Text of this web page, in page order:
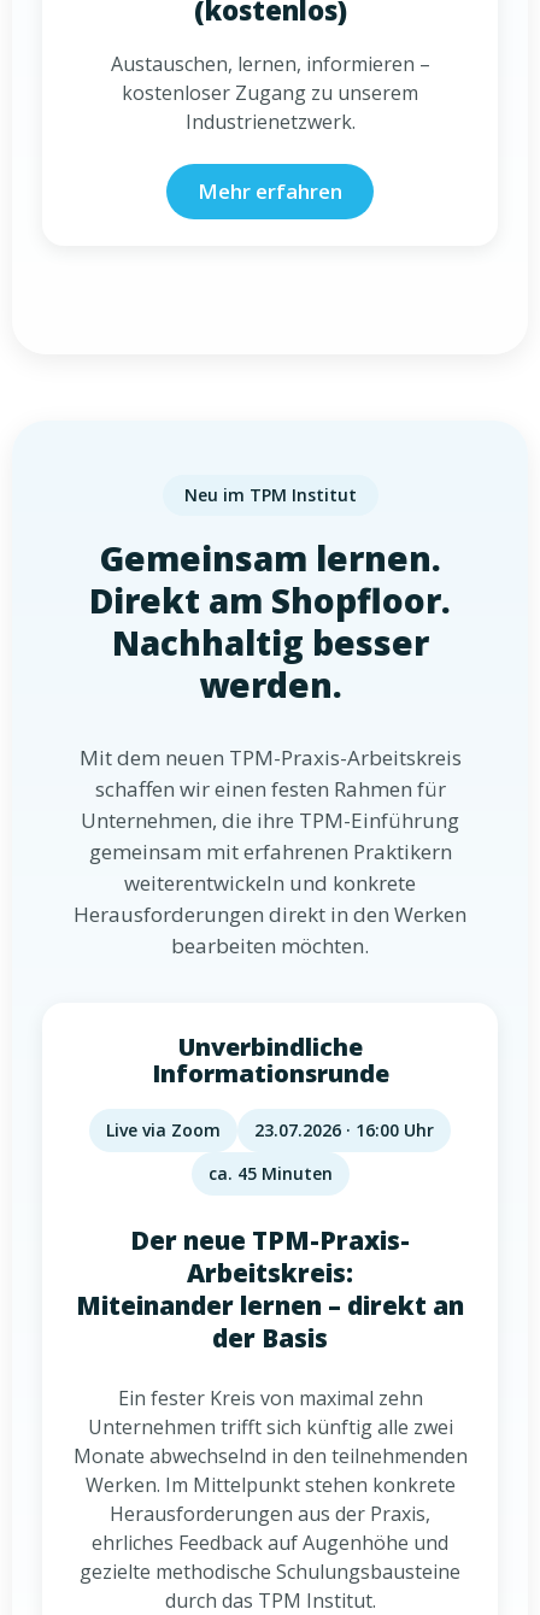
(kostenlos)
Austauschen, lernen, informieren –
kostenloser Zugang zu unserem
Industrienetzwerk.
Mehr erfahren
Neu im TPM Institut
Gemeinsam lernen.
Direkt am Shopfloor.
Nachhaltig besser
werden.
Mit dem neuen TPM-Praxis-Arbeitskreis
schaffen wir einen festen Rahmen für
Unternehmen, die ihre TPM-Einführung
gemeinsam mit erfahrenen Praktikern
weiterentwickeln und konkrete
Herausforderungen direkt in den Werken
bearbeiten möchten.
Unverbindliche
Informationsrunde
Live via Zoom
23.07.2026 · 16:00 Uhr
ca. 45 Minuten
Der neue TPM-Praxis-
Arbeitskreis:
Miteinander lernen – direkt an
der Basis
Ein fester Kreis von maximal zehn
Unternehmen trifft sich künftig alle zwei
Monate abwechselnd in den teilnehmenden
Werken. Im Mittelpunkt stehen konkrete
Herausforderungen aus der Praxis,
ehrliches Feedback auf Augenhöhe und
gezielte methodische Schulungsbausteine
durch das TPM Institut.